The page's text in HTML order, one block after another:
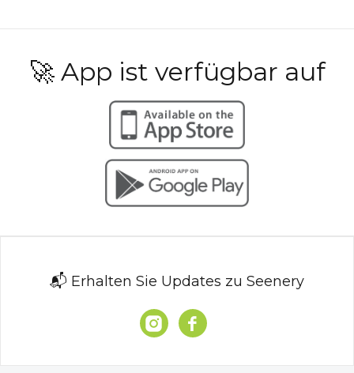
🚀 App ist verfügbar auf
📬 Erhalten Sie Updates zu Seenery